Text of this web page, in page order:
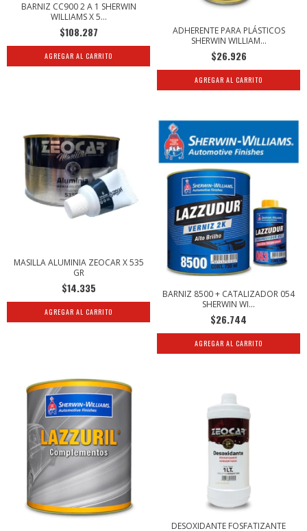
BARNIZ CC900 2 A 1 SHERWIN
WILLIAMS X 5...
$108.287
ADHERENTE PARA PLÁSTICOS
SHERWIN WILLIAM...
$26.926
MASILLA ALUMINIA ZEOCAR X 535
GR
$14.335
BARNIZ 8500 + CATALIZADOR 054
SHERWIN WI...
$26.744
DESOXIDANTE FOSFATIZANTE